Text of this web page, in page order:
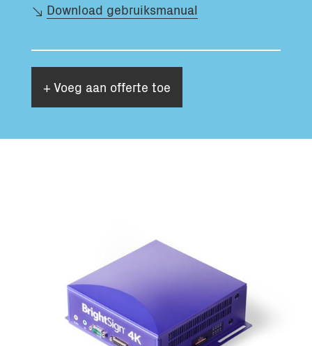
Download gebruiksmanual
+ Voeg aan offerte toe